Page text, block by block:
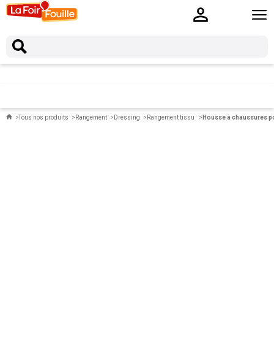
Tous nos produits Rangement Dressing Rangement tissu